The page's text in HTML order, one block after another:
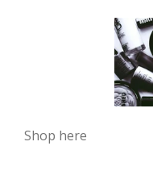
Shop here